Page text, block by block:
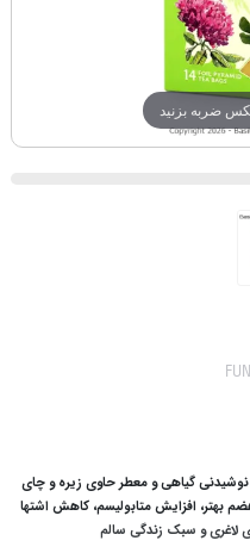
فان‌تایم؛ یک نوشیدنی گیاهی و معطر حاوی زیره و چای
بهتر، افزایش متابولیسم، کاهش اشتها
لاغری و سبک زندگی سالم